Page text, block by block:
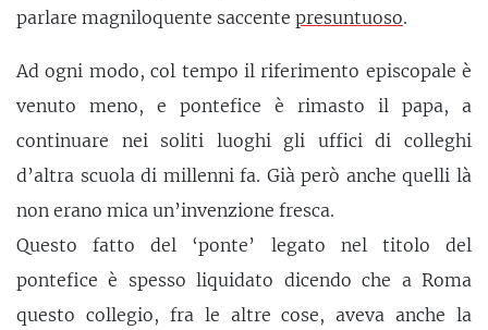
parlare magniloquente saccente presuntuoso.
Ad ogni modo, col tempo il riferimento episcopale è
venuto meno, e pontefice è rimasto il papa, a
continuare nei soliti luoghi gli uffici di colleghi
d’altra scuola di millenni fa. Già però anche quelli là
non erano mica un’invenzione fresca.
Questo fatto del ‘ponte’ legato nel titolo del
pontefice è spesso liquidato dicendo che a Roma
questo collegio, fra le altre cose, aveva anche la